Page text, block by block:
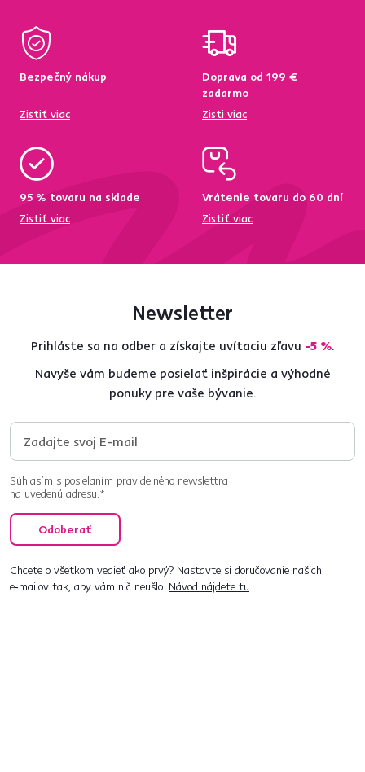
Bezpečný nákup
Zistiť viac
Doprava od 199 €
zadarmo
Zisti viac
95 % tovaru na sklade
Zistiť viac
Vrátenie tovaru do 60 dní
Zistiť viac
Newsletter
Prihláste sa na odber a získajte uvítaciu zľavu -5 %.
Navyše vám budeme posielať inšpirácie a výhodné
ponuky pre vaše bývanie.
Súhlasím s posielaním pravidelného newslettra
na uvedenú adresu.*
Odoberať
Chcete o všetkom vedieť ako prvý? Nastavte si doručovanie našich
e‑mailov tak, aby vám nič neušlo. Návod nájdete tu.